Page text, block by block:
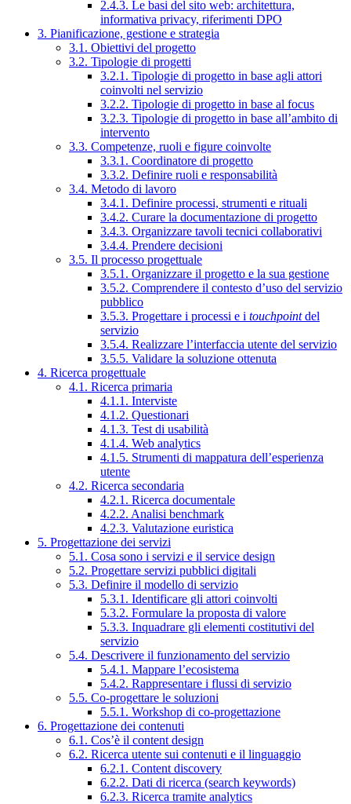
2.4.3. Le basi del sito web: architettura,
informativa privacy, riferimenti DPO
3. Pianificazione, gestione e strategia
3.1. Obiettivi del progetto
3.2. Tipologie di progetti
3.2.1. Tipologie di progetto in base agli attori
coinvolti nel servizio
3.2.2. Tipologie di progetto in base al focus
3.2.3. Tipologie di progetto in base all’ambito di
intervento
3.3. Competenze, ruoli e figure coinvolte
3.3.1. Coordinatore di progetto
3.3.2. Definire ruoli e responsabilità
3.4. Metodo di lavoro
3.4.1. Definire processi, strumenti e rituali
3.4.2. Curare la documentazione di progetto
3.4.3. Organizzare tavoli tecnici collaborativi
3.4.4. Prendere decisioni
3.5. Il processo progettuale
3.5.1. Organizzare il progetto e la sua gestione
3.5.2. Comprendere il contesto d’uso del servizio
pubblico
3.5.3. Progettare i processi e i touchpointdel
servizio
3.5.4. Realizzare l’interfaccia utente del servizio
3.5.5. Validare la soluzione ottenuta
4. Ricerca progettuale
4.1. Ricerca primaria
4.1.1. Interviste
4.1.2. Questionari
4.1.3. Test di usabilità
4.1.4. Web analytics
4.1.5. Strumenti di mappatura dell’esperienza
utente
4.2. Ricerca secondaria
4.2.1. Ricerca documentale
4.2.2. Analisi benchmark
4.2.3. Valutazione euristica
5. Progettazione dei servizi
5.1. Cosa sono i servizi e il service design
5.2. Progettare servizi pubblici digitali
5.3. Definire il modello di servizio
5.3.1. Identificare gli attori coinvolti
5.3.2. Formulare la proposta di valore
5.3.3. Inquadrare gli elementi costitutivi del
servizio
5.4. Descrivere il funzionamento del servizio
5.4.1. Mappare l’ecosistema
5.4.2. Rappresentare i flussi di servizio
5.5. Co-progettare le soluzioni
5.5.1. Workshop di co-progettazione
6. Progettazione dei contenuti
6.1. Cos’è il content design
6.2. Ricerca utente sui contenuti e il linguaggio
6.2.1. Content discovery
6.2.2. Dati di ricerca (search keywords)
6.2.3. Ricerca tramite analytics